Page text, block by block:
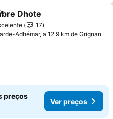
aos favoritos
Dhote
17
Adhémar, a 12.9 km de Grignan
preços
Ver preços